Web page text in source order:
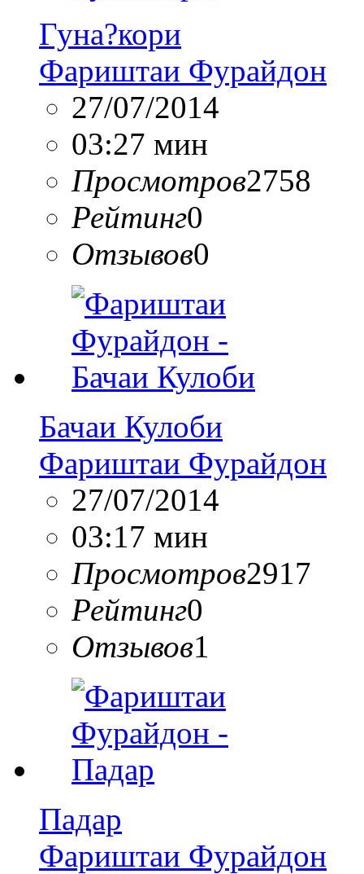
Гуна?кори
Фариштаи Фурайдон
27/07/2014
03:27 мин
Просмотров2758
Рейтинг0
Отзывов0
Бачаи Кулоби
Фариштаи Фурайдон
27/07/2014
03:17 мин
Просмотров2917
Рейтинг0
Отзывов1
Падар
Фариштаи Фурайдон